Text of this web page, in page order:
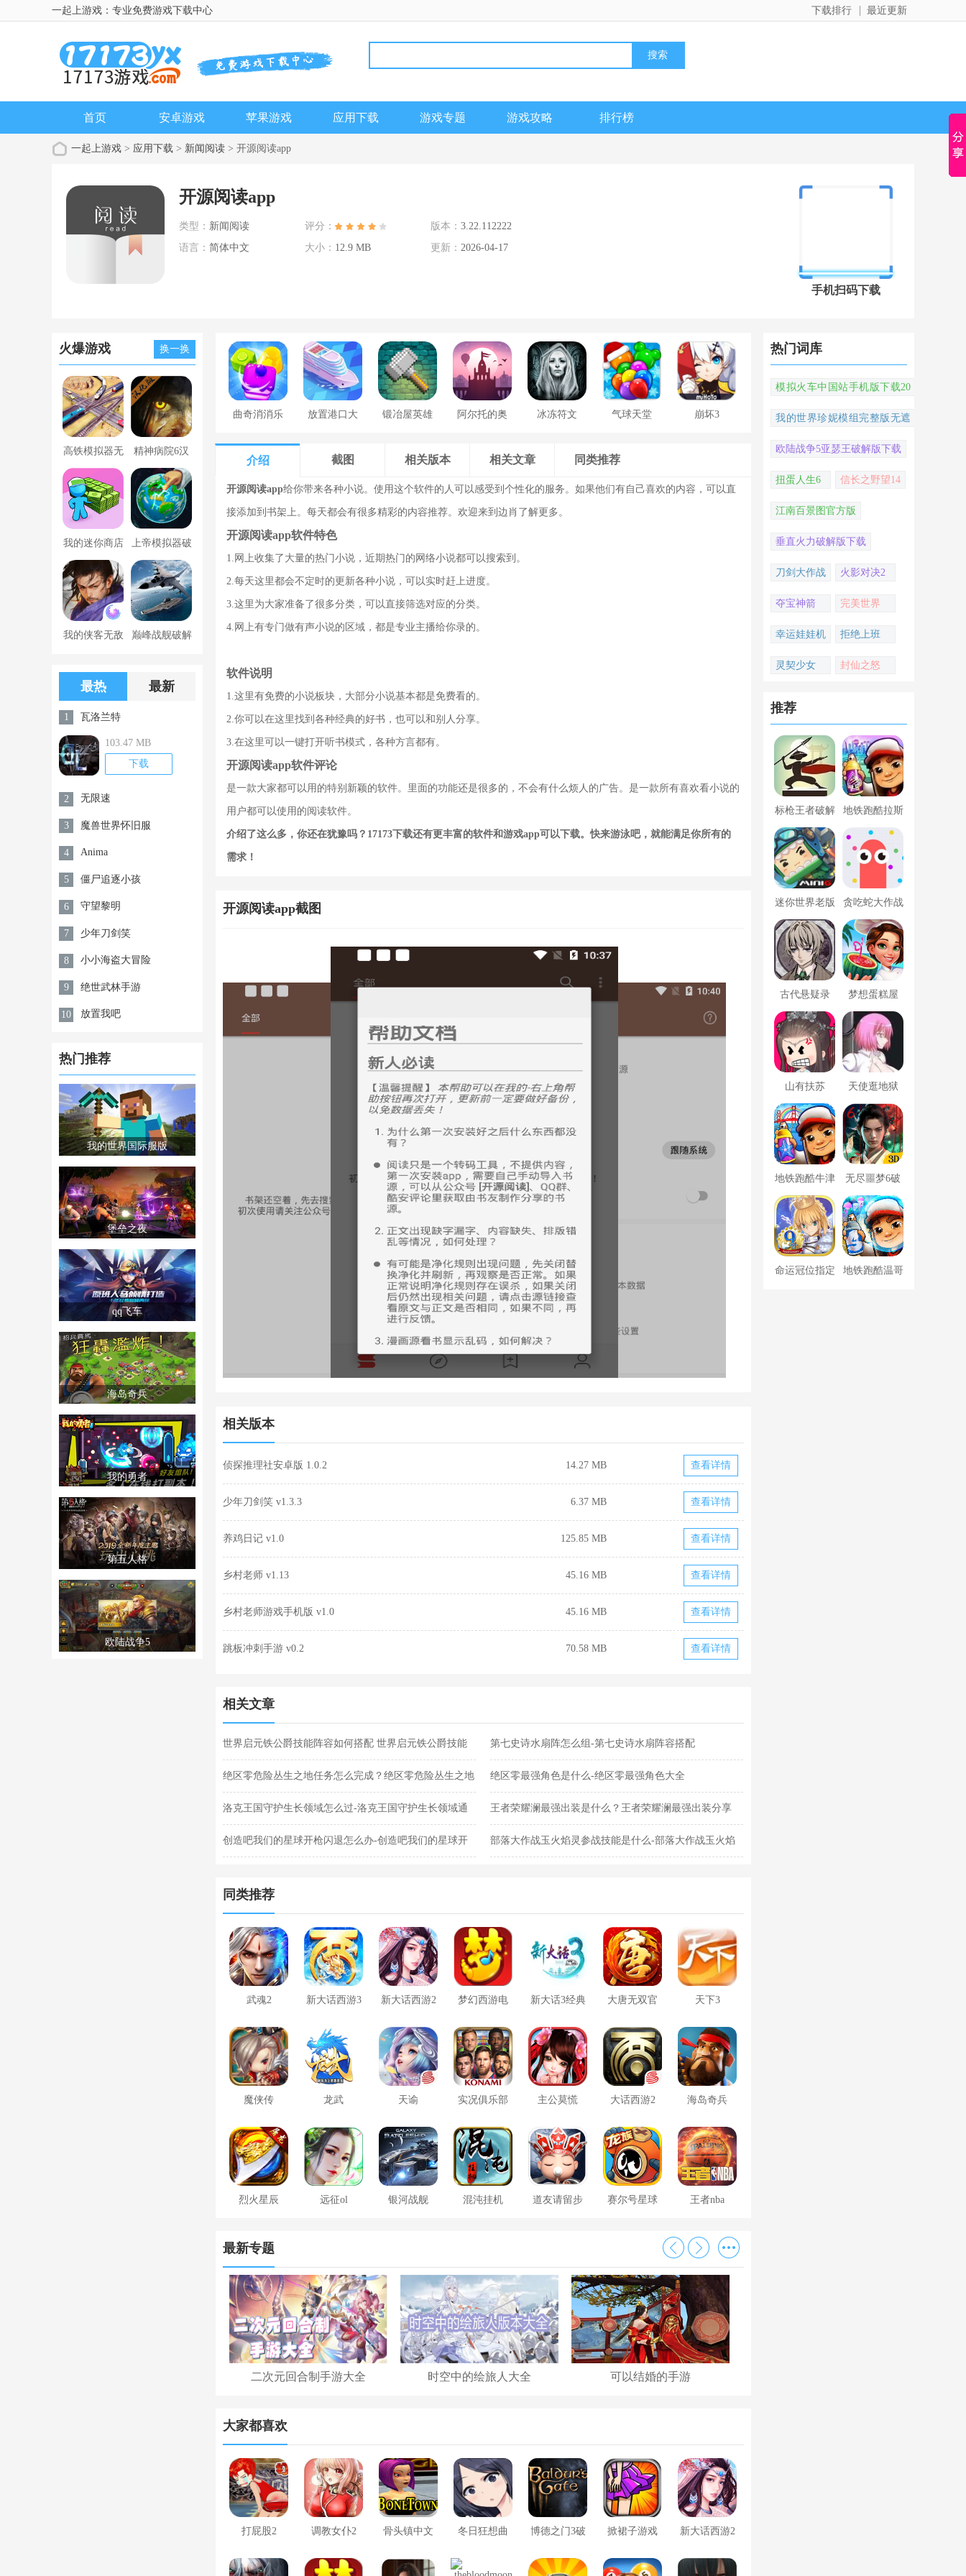
一起上游戏：专业免费游戏下载中心 最近更新
下载排行
首页 安卓游戏 苹果游戏 应用下载 游戏专题 游戏攻略 排行榜
一起上游戏 > 应用下载 > 新闻阅读 > 开源阅读app
开源阅读app
类型： 新闻阅读 评分： 版本： 3.22.112222
语言： 简体中文 大小： 12.9 MB 更新： 2026-04-17
手机扫码下载
火爆游戏 换一换
高铁模拟器无
限金币版
精神病院6汉
化版下载
我的迷你商店
破解版无限金
币版下载中文
上帝模拟器破
解版全解锁无
广告
我的侠客无敌 巅峰战舰破解
限钻石
最热 最新
1 瓦洛兰特
103.47 MB
下载
2 无限速
3 魔兽世界怀旧服
4 Anima
5 僵尸追逐小孩
6 守望黎明
7 少年刀剑笑
8 小小海盗大冒险
9 绝世武林手游
10 放置我吧
热门推荐
我的世界国际服版
堡垒之夜
qq飞车
海岛奇兵
我的勇者
第五人格
欧陆战争5
曲奇消消乐 放置港口大 锻冶屋英雄 阿尔托的奥 冰冻符文 气球天堂 崩坏3
介绍 截图 相关版本 相关文章 同类推荐
开源阅读app给你带来各种小说。使用这个软件的人可以感受到个性化的服务。如果他们有自己喜欢的内容，可以直
接添加到书架上。每天都会有很多精彩的内容推荐。欢迎来到边肖了解更多。
开源阅读app软件特色
1.网上收集了大量的热门小说，近期热门的网络小说都可以搜索到。
2.每天这里都会不定时的更新各种小说，可以实时赶上进度。
3.这里为大家准备了很多分类，可以直接筛选对应的分类。
4.网上有专门做有声小说的区域，都是专业主播给你录的。
软件说明
1.这里有免费的小说板块，大部分小说基本都是免费看的。
2.你可以在这里找到各种经典的好书，也可以和别人分享。
3.在这里可以一键打开听书模式，各种方言都有。
开源阅读app软件评论
是一款大家都可以用的特别新颖的软件。里面的功能还是很多的，不会有什么烦人的广告。是一款所有喜欢看小说的
用户都可以使用的阅读软件。
介绍了这么多，你还在犹豫吗？ 17173下载还有更丰富的软件和游戏app可以下载。快来游泳吧，就能满足你所有的
需求！
开源阅读app截图
相关版本
侦探推理社安卓版 1.0.2 14.27 MB 查看详情
少年刀剑笑 v1.3.3 6.37 MB 查看详情
养鸡日记 v1.0 125.85 MB 查看详情
乡村老师 v1.13 45.16 MB 查看详情
乡村老师游戏手机版 v1.0 45.16 MB 查看详情
跳板冲刺手游 v0.2 70.58 MB 查看详情
相关文章
世界启元铁公爵技能阵容如何搭配 世界启元铁公爵技能
阵容搭配合集
第七史诗水扇阵怎么组-第七史诗水扇阵容搭配
绝区零危险丛生之地任务怎么完成？绝区零危险丛生之地
任务完成攻略
绝区零最强角色是什么-绝区零最强角色大全
洛克王国守护生长领域怎么过-洛克王国守护生长领域通
关攻略
王者荣耀澜最强出装是什么？王者荣耀澜最强出装分享
创造吧我们的星球开枪闪退怎么办-创造吧我们的星球开 部落大作战玉火焰灵参战技能是什么-部落大作战玉火焰
同类推荐
武魂2 新大话西游3 新大话西游2 梦幻西游电 新大话3经典 大唐无双官 天下3
魔侠传 龙武 天谕 实况俱乐部 主公莫慌 大话西游2 海岛奇兵
烈火星辰 远征ol 银河战舰 混沌挂机 道友请留步 赛尔号星球 王者nba
最新专题
二次元回合制手游大全 时空中的绘旅人大全 可以结婚的手游
大家都喜欢
打屁股2 调教女仆2 骨头镇中文 冬日狂想曲 博德之门3破 掀裙子游戏 新大话西游2
热门词库
模拟火车中国站手机版下载20
我的世界珍妮模组完整版无遮
欧陆战争5亚瑟王破解版下载
扭蛋人生6 信长之野望14
江南百景图官方版
垂直火力破解版下载
刀剑大作战 火影对决2
夺宝神箭 完美世界
幸运娃娃机 拒绝上班
灵契少女 封仙之怒
推荐
标枪王者破解
版无限金币钻
石内置菜单
地铁跑酷拉斯
维加斯新触控
内置菜单版
迷你世界老版
本下载
贪吃蛇大作战
破解版
古代悬疑录 梦想蛋糕屋
山有扶苏 天使逛地狱
地铁跑酷牛津
版内置菜单
无尽噩梦6破
解版内置菜单
MOD修改器
命运冠位指定 地铁跑酷温哥